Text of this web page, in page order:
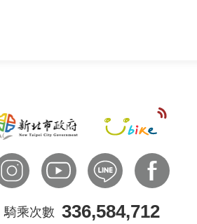
該瀏覽器的「網際網路選項」的「隱
通知、拒絕所有cookies等三種。如果
好、更個人化的服務，以及方便您參
及分析瀏覽模式，以瞭解網頁瀏覽的
騎乘次數 336,584,712